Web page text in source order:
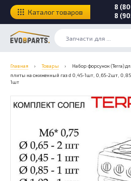
8
8
Каталог товаров
Главная › Товары ›
Набор форсунок (Terra)
плиты на сжиженный газ d 0,45-1шт, 0,65-2шт,
1шт